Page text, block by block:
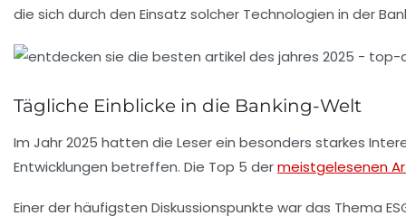
die sich durch den Einsatz solcher Technologien in der
Tägliche Einblicke in die Banking-Welt
Im Jahr 2025 hatten die Leser ein besonders starkes
Entwicklungen betreffen. Die Top 5 dermeistgelesenen
Einer der häufigsten Diskussionspunkte war das Thema